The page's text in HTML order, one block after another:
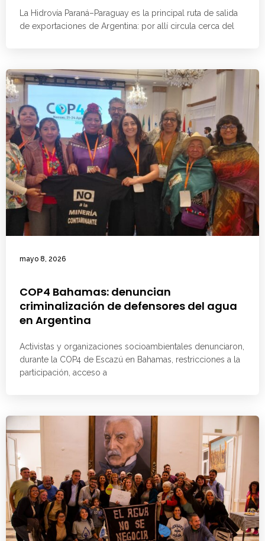
La Hidrovía Paraná–Paraguay es la principal ruta de salida
de exportaciones de Argentina: por allí circula cerca del
mayo 8, 2026
COP4 Bahamas: denuncian
criminalización de defensores del agua
en Argentina
Activistas y organizaciones socioambientales denunciaron,
durante la COP4 de Escazú en Bahamas, restricciones a la
participación, acceso a